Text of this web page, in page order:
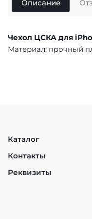
Описание
Чехол ЦСКА для
Материал: прочный
Каталог
Контакты
Реквизиты